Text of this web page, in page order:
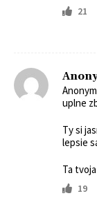
21
uplne
Ty si
lepsie
Ta
19